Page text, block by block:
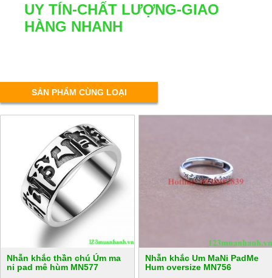
UY TÍN-CHẤT LƯỢNG-GIAO
HÀNG NHANH
SẢN PHẨM CÙNG LOẠI
Nhẫn khắc thần chú Úm ma
ni pad mê hùm MN577
Nhẫn khắc Um MaNi PadMe
Hum oversize MN756